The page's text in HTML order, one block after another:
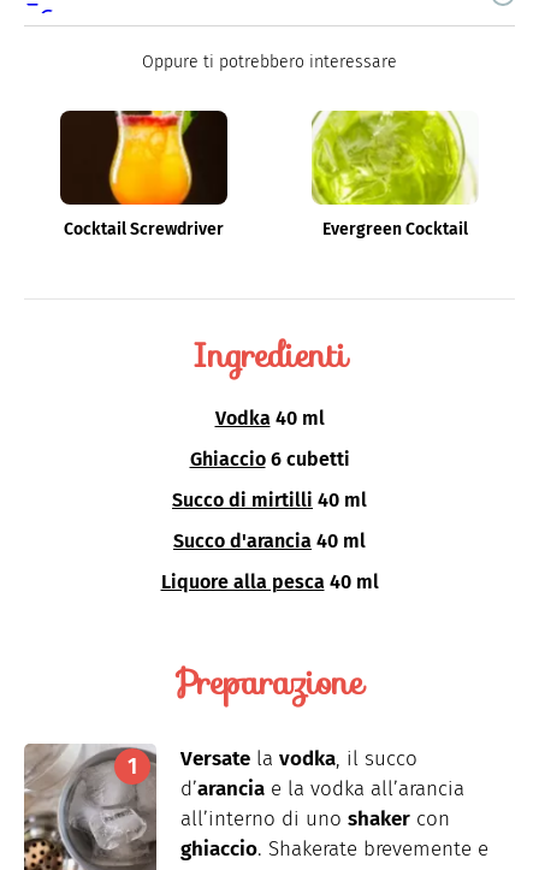
quale trovi idee veloci, facili e spiegate passo passo.
Oppure ti potrebbero interessare
Cocktail Screwdriver Evergreen Cocktail
Ingredienti
Vodka 40 ml
Ghiaccio 6 cubetti
Succo di mirtilli 40 ml
Succo d'arancia 40 ml
Liquore alla pesca 40 ml
Preparazione
Versate la vodka, il succo
d’arancia e la vodka all’arancia
all’interno di uno shaker con
ghiaccio. Shakerate brevemente e